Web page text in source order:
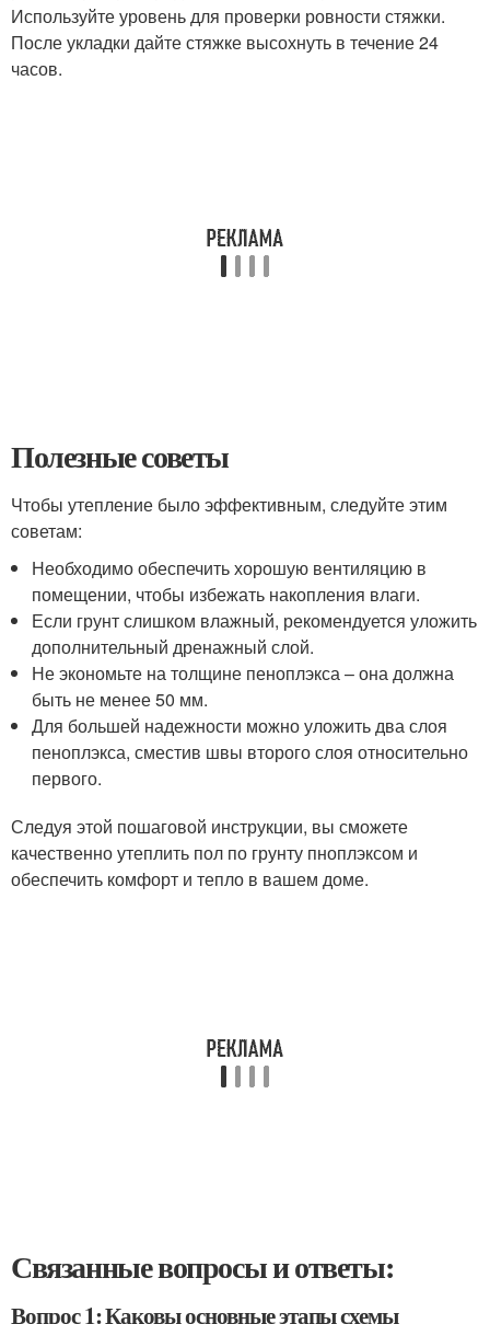
Используйте уровень для проверки ровности стяжки.
После укладки дайте стяжке высохнуть в течение 24
часов.
Полезные советы
Чтобы утепление было эффективным, следуйте этим
советам:
Необходимо обеспечить хорошую вентиляцию в
помещении, чтобы избежать накопления влаги.
Если грунт слишком влажный, рекомендуется уложить
дополнительный дренажный слой.
Не экономьте на толщине пеноплэкса – она должна
быть не менее 50 мм.
Для большей надежности можно уложить два слоя
пеноплэкса, сместив швы второго слоя относительно
первого.
Следуя этой пошаговой инструкции, вы сможете
качественно утеплить пол по грунту пноплэксом и
обеспечить комфорт и тепло в вашем доме.
Связанные вопросы и ответы:
Вопрос 1: Каковы основные этапы схемы